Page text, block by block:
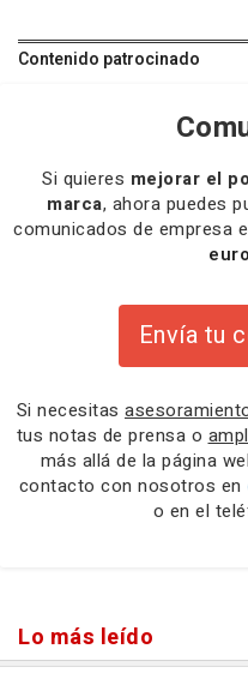
Contenido patrocinado
Si quieres mejorar el
marca, ahora puedes
comunicados de empresa
Envía tu
Si necesitas
tus notas de prensa o
más allá de la página
contacto con nosotros en
o en el
Lo más leído